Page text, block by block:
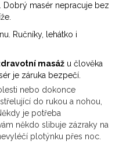
Dobrý masér nepracuje bez
Ručníky, lehátko i
masáž u člověka
je záruka bezpečí.
nebo dokonce
do rukou a nohou,
je potřeba
někdo slibuje zázraky na
plotýnku přes noc.